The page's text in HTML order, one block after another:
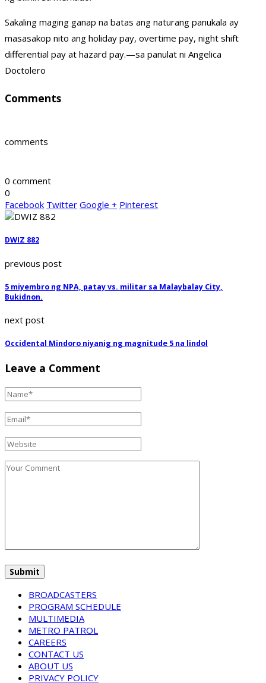
Sakaling maging ganap na batas ang naturang panukala ay
masasakop nito ang holiday pay, overtime pay, night shift
differential pay at hazard pay.—sa panulat ni Angelica
Doctolero
Comments
comments
0 comment
0
Facebook Twitter Google + Pinterest
DWIZ 882
previous post
5 miyembro ng NPA, patay vs. militar sa Malaybalay City,
Bukidnon.
next post
Occidental Mindoro niyanig ng magnitude 5 na lindol
Leave a Comment
BROADCASTERS
PROGRAM SCHEDULE
MULTIMEDIA
METRO PATROL
CAREERS
CONTACT US
ABOUT US
PRIVACY POLICY